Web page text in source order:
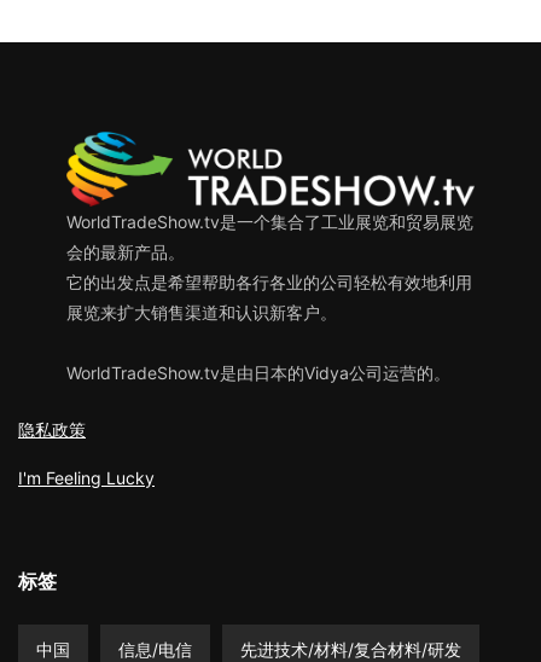
WorldTradeShow.tv是一个集合了工业展览和贸易展览
会的最新产品。
它的出发点是希望帮助各行各业的公司轻松有效地利用
展览来扩大销售渠道和认识新客户。
WorldTradeShow.tv是由日本的Vidya公司运营的。
隐私政策
I'm Feeling Lucky
标签
中国 信息/电信 先进技术/材料/复合材料/研发